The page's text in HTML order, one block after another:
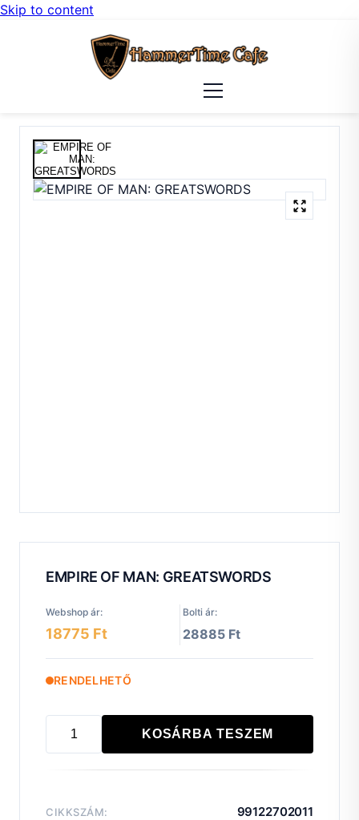
Skip to content
EMPIRE OF MAN: GREATSWORDS
Webshop ár: Bolti ár:
18775 Ft 28885 Ft
RENDELHETŐ
EMPIRE
GREATSWORDS
KOSÁRBA TESZEM
CIKKSZÁM: 99122702011